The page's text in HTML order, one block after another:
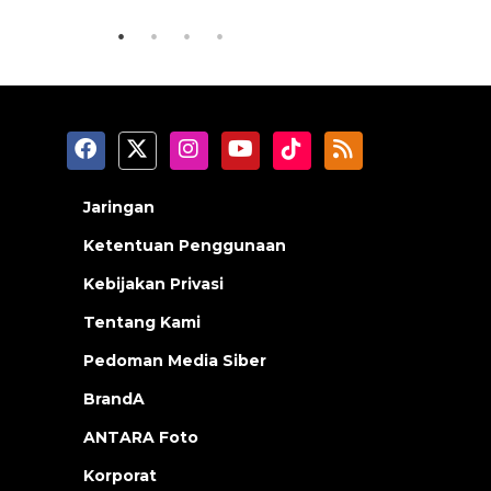
Jaringan
Ketentuan Penggunaan
Kebijakan Privasi
Tentang Kami
Pedoman Media Siber
BrandA
ANTARA Foto
Korporat